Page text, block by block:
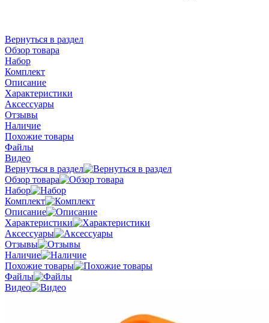
Вернуться в раздел
Обзор товара
Набор
Комплект
Описание
Характеристики
Аксессуары
Отзывы
Наличие
Похожие товары
Файлы
Видео
Вернуться в раздел
Обзор товара
Набор
Комплект
Описание
Характеристики
Аксессуары
Отзывы
Наличие
Похожие товары
Файлы
Видео